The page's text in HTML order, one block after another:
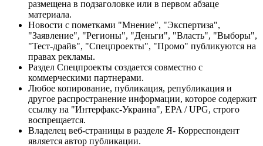
размещена в подзаголовке или в первом абзаце
материала.
Новости с пометками "Мнение", "Экспертиза",
"Заявление", "Регионы", "Деньги", "Власть", "Выборы",
"Тест-драйв", "Спецпроекты", "Промо" публикуются на
правах рекламы.
Раздел Спецпроекты создается совместно с
коммерческими партнерами.
Любое копирование, публикация, републикация и
другое распространение информации, которое содержит
ссылку на "Интерфакс-Украина", EPA / UPG, строго
воспрещается.
Владелец веб-страницы в разделе Я- Корреспондент
является автор публикации.